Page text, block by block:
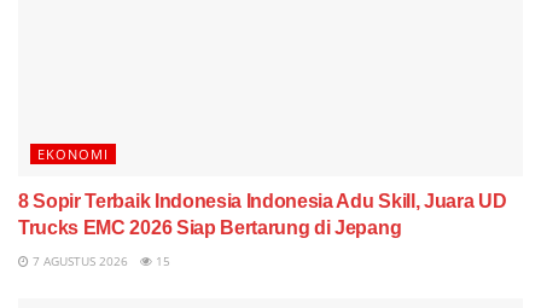
EKONOMI
8 Sopir Terbaik Indonesia Indonesia Adu Skill, Juara UD
Trucks EMC 2026 Siap Bertarung di Jepang
7 AGUSTUS 2026 15